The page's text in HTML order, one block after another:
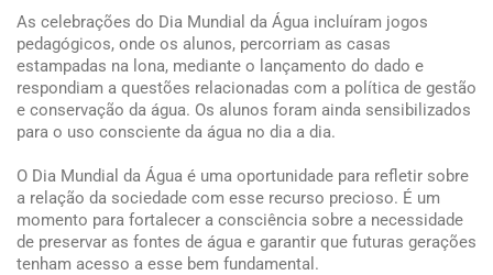
As celebrações do Dia Mundial da Água incluíram jogos
pedagógicos, onde os alunos, percorriam as casas
estampadas na lona, mediante o lançamento do dado e
respondiam a questões relacionadas com a política de gestão
e conservação da água. Os alunos foram ainda sensibilizados
para o uso consciente da água no dia a dia.
O Dia Mundial da Água é uma oportunidade para refletir sobre
a relação da sociedade com esse recurso precioso. É um
momento para fortalecer a consciência sobre a necessidade
de preservar as fontes de água e garantir que futuras gerações
tenham acesso a esse bem fundamental.